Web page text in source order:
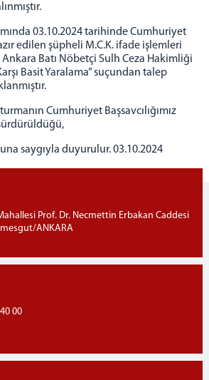
03.10.2024 tarihinde Cumhuriyet
edilen şüpheli M.C.K. ifade işlemleri
Batı Nöbetçi Sulh Ceza Hakimliği
Basit Yaralama” suçundan talep
Cumhuriyet Başsavcılığımız
saygıyla duyurulur. 03.10.2024
Prof. Dr. Necmettin Erbakan Caddesi
ANKARA
00